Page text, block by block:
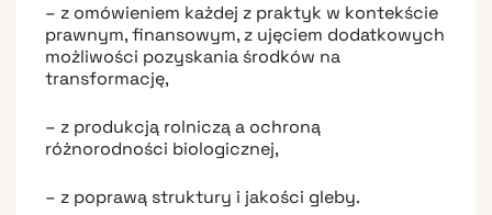
– z omówieniem każdej z praktyk w kontekście
prawnym, finansowym, z ujęciem dodatkowych
możliwości pozyskania środków na
transformację,
– z produkcją rolniczą a ochroną
różnorodności biologicznej,
– z poprawą struktury i jakości gleby.